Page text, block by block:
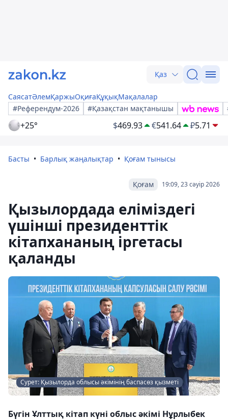
Қаз
СаясатӘлемҚаржыОқиғаҚұқықМақалалар
#Референдум-2026
#Қазақстан мақтанышы
+25° $469.93 €541.64 ₽5.71
Басты Барлық жаңалықтар Қоғам тынысы
19:09, 23 сәуір 2026
Қоғам
Қызылордада еліміздегі
үшінші президенттік
кітапхананың іргетасы
қаланды
Сурет: Қызылорда облысы әкімінің баспасөз қызметі
Бүгін Ұлттық кітап күні облыс әкімі Нұрлыбек